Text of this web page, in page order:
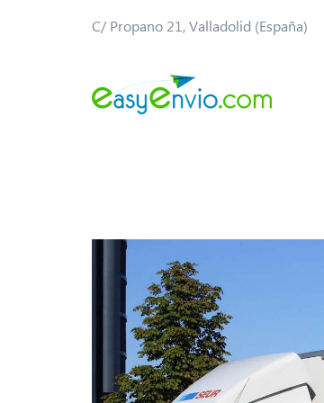
C/ Propano 21, Valladolid (España)